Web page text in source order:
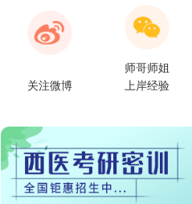
关注微博
师哥师姐
上岸经验